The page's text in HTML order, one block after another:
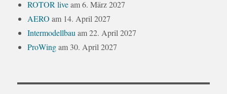
ROTOR liveam 6. März 2027
AERO am 14. April 2027
Intermodellbauam 22. April 2027
ProWingam 30. April 2027